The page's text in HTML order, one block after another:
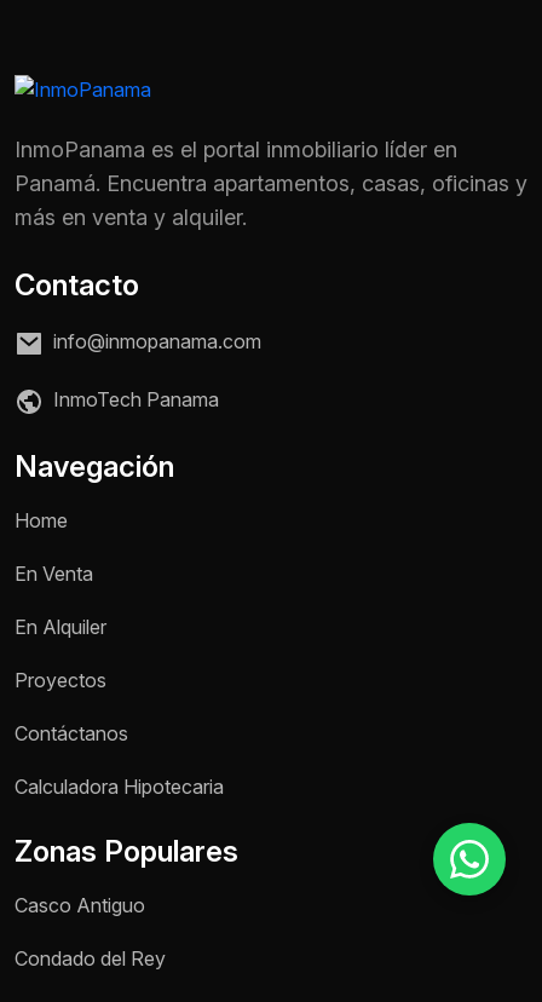
Teléfono / WhatsApp *
InmoPanama es el portal inmobiliario líder en
Panamá. Encuentra apartamentos, casas, oficinas y
más en venta y alquiler.
Contacto
info@inmopanama.com
InmoTech Panama
Navegación
Home
En Venta
En Alquiler
Proyectos
Contáctanos
Calculadora Hipotecaria
Zonas Populares
Casco Antiguo
Condado del Rey